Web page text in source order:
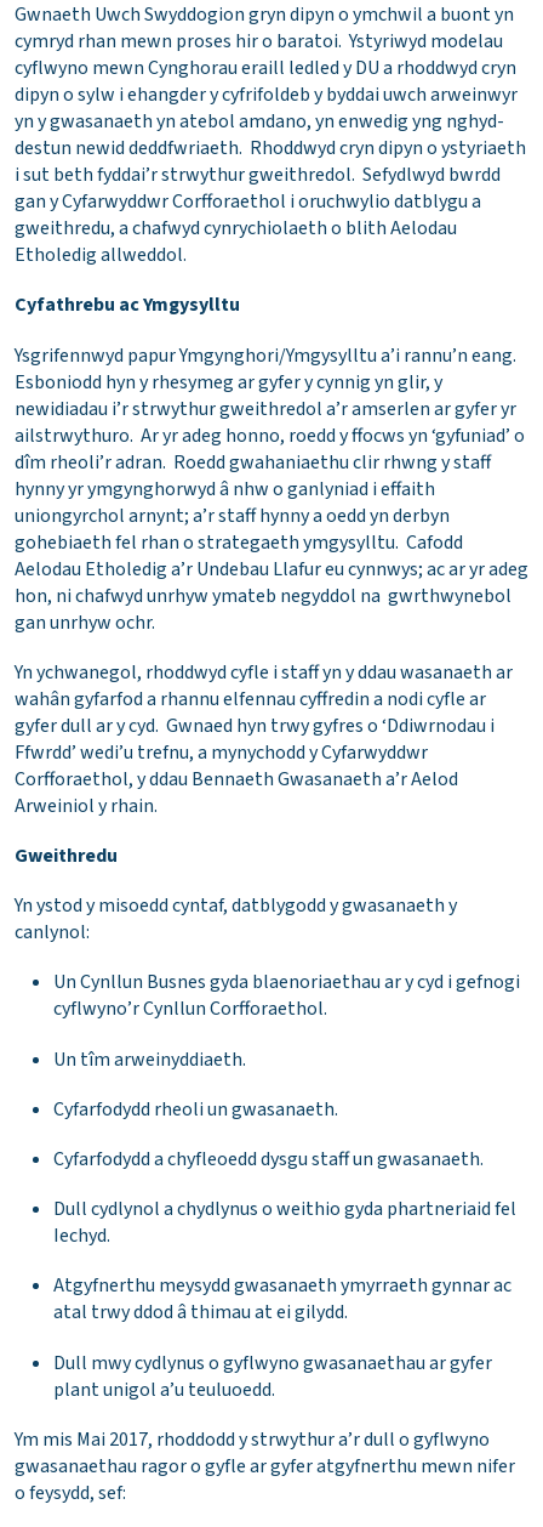
Gwnaeth Uwch Swyddogion gryn dipyn o ymchwil a buont yn
cymryd rhan mewn proses hir o baratoi. Ystyriwyd modelau
cyflwyno mewn Cynghorau eraill ledled y DU a rhoddwyd cryn
dipyn o sylw i ehangder y cyfrifoldeb y byddai uwch arweinwyr
yn y gwasanaeth yn atebol amdano, yn enwedig yng nghyd-
destun newid deddfwriaeth. Rhoddwyd cryn dipyn o ystyriaeth
i sut beth fyddai’r strwythur gweithredol. Sefydlwyd bwrdd
gan y Cyfarwyddwr Corfforaethol i oruchwylio datblygu a
gweithredu, a chafwyd cynrychiolaeth o blith Aelodau
Etholedig allweddol.
Cyfathrebu ac Ymgysylltu
Ysgrifennwyd papur Ymgynghori/Ymgysylltu a’i rannu’n eang.
Esboniodd hyn y rhesymeg ar gyfer y cynnig yn glir, y
newidiadau i’r strwythur gweithredol a’r amserlen ar gyfer yr
ailstrwythuro. Ar yr adeg honno, roedd y ffocws yn ‘gyfuniad’ o
dîm rheoli’r adran. Roedd gwahaniaethu clir rhwng y staff
hynny yr ymgynghorwyd â nhw o ganlyniad i effaith
uniongyrchol arnynt; a’r staff hynny a oedd yn derbyn
gohebiaeth fel rhan o strategaeth ymgysylltu. Cafodd
Aelodau Etholedig a’r Undebau Llafur eu cynnwys; ac ar yr adeg
hon, ni chafwyd unrhyw ymateb negyddol na gwrthwynebol
gan unrhyw ochr.
Yn ychwanegol, rhoddwyd cyfle i staff yn y ddau wasanaeth ar
wahân gyfarfod a rhannu elfennau cyffredin a nodi cyfle ar
gyfer dull ar y cyd. Gwnaed hyn trwy gyfres o ‘Ddiwrnodau i
Ffwrdd’ wedi’u trefnu, a mynychodd y Cyfarwyddwr
Corfforaethol, y ddau Bennaeth Gwasanaeth a’r Aelod
Arweiniol y rhain.
Gweithredu
Yn ystod y misoedd cyntaf, datblygodd y gwasanaeth y
canlynol:
Un Cynllun Busnes gyda blaenoriaethau ar y cyd i gefnogi
cyflwyno’r Cynllun Corfforaethol.
Un tîm arweinyddiaeth.
Cyfarfodydd rheoli un gwasanaeth.
Cyfarfodydd a chyfleoedd dysgu staff un gwasanaeth.
Dull cydlynol a chydlynus o weithio gyda phartneriaid fel
Iechyd.
Atgyfnerthu meysydd gwasanaeth ymyrraeth gynnar ac
atal trwy ddod â thimau at ei gilydd.
Dull mwy cydlynus o gyflwyno gwasanaethau ar gyfer
plant unigol a’u teuluoedd.
Ym mis Mai 2017, rhoddodd y strwythur a’r dull o gyflwyno
gwasanaethau ragor o gyfle ar gyfer atgyfnerthu mewn nifer
o feysydd, sef: